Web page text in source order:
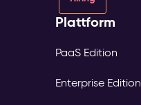
Plattform
PaaS Edition
Enterprise Edition